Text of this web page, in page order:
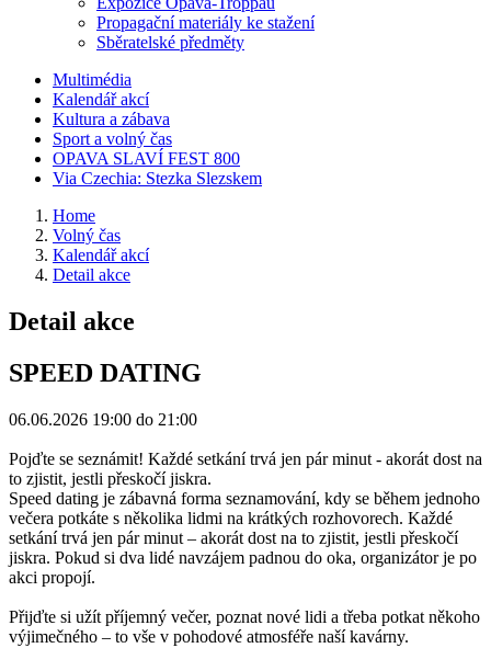
Propagační materiály ke stažení
Sběratelské předměty
Multimédia
Kalendář akcí
Kultura a zábava
Sport a volný čas
OPAVA SLAVÍ FEST 800
Via Czechia: Stezka Slezskem
Home
Volný čas
Kalendář akcí
Detail akce
Detail akce
SPEED DATING
06.06.2026 19:00 do 21:00
Pojďte se seznámit! Každé setkání trvá jen pár minut - akorát dost na
to zjistit, jestli přeskočí jiskra.
Speed dating je zábavná forma seznamování, kdy se během jednoho
večera potkáte s několika lidmi na krátkých rozhovorech. Každé
setkání trvá jen pár minut – akorát dost na to zjistit, jestli přeskočí
jiskra. Pokud si dva lidé navzájem padnou do oka, organizátor je po
akci propojí.
Přijďte si užít příjemný večer, poznat nové lidi a třeba potkat někoho
výjimečného – to vše v pohodové atmosféře naší kavárny.